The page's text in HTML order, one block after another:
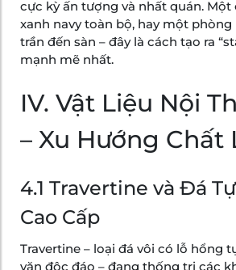
cực kỳ ấn tượng và nhất quán.
xanh navy toàn bộ, hay một
trần đến sàn – đây là cách tạo ra
mạnh mẽ nhất.
IV. Vật Liệu Nội
– Xu Hướng Chất
4.1 Travertine và Đá
Cao Cấp
Travertine – loại đá vôi có lỗ hổng
văn độc đáo – đang thống trị các